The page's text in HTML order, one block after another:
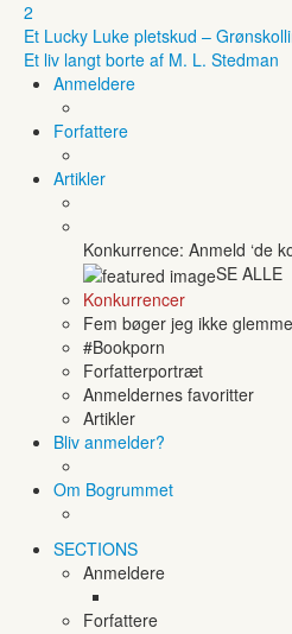
2
Et Lucky Luke pletskud –
Et liv langt borte af M. L. Stedman
Anmeldere
Forfattere
Artikler
Konkurrence: Anmeld ‘de
SE ALLE
Konkurrencer
Fem bøger jeg ikke
#Bookporn
Forfatterportræt
Anmeldernes favoritter
Artikler
Bliv anmelder?
Om Bogrummet
SECTIONS
Anmeldere
Forfattere